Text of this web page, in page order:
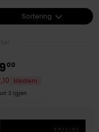
00
,10
Medlem
2 igjen
Sortering